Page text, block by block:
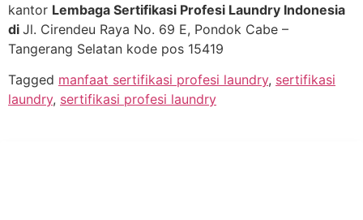
kantor Lembaga Sertifikasi Profesi Laundry Indonesia
di Jl. Cirendeu Raya No. 69 E, Pondok Cabe –
Tangerang Selatan kode pos 15419
Tagged manfaat sertifikasi profesi laundry, sertifikasi
laundry, sertifikasi profesi laundry